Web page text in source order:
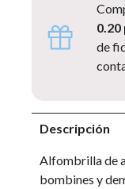
de
Descripción
Alfombrilla de
bombines y